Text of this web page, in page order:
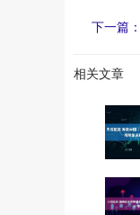
下一篇：
相关文章